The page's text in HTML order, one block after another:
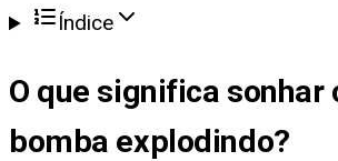
Índice
O que significa sonhar
bomba explodindo?